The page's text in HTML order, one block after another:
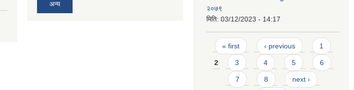
अन्य
२०७९
मिति: 03/12/2023 - 14:17
Pages
« first ‹ previous 1
2 3 4 5 6
7 8 next ›